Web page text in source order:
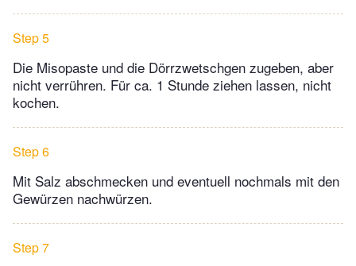
Step 5
Die Misopaste und die Dörrzwetschgen zugeben, aber
nicht verrühren. Für ca. 1 Stunde ziehen lassen, nicht
kochen.
Step 6
Mit Salz abschmecken und eventuell nochmals mit den
Gewürzen nachwürzen.
Step 7